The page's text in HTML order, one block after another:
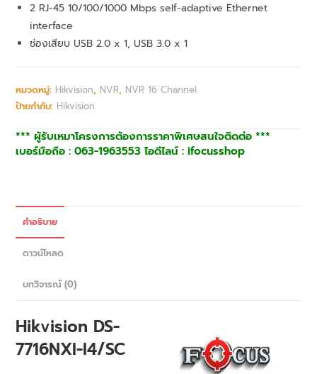
2 RJ-45 10/100/1000 Mbps self-adaptive Ethernet
interface
ช่องเสียบ USB 2.0 x 1, USB 3.0 x 1
หมวดหมู่: Hikvision, NVR, NVR 16 Channel
ป้ายกำกับ: Hikvision
*** ผู้รับเหมาโครงการต้องการราคาพิเศษสนใจติดต่อ ***
เบอร์มือถือ : 063-1963553 ไอดีไลน์ : ifocusshop
คำอธิบาย
ดาวน์โหลด
บทวิจารณ์ (0)
Hikvision DS-
7716NXI-I4/SC